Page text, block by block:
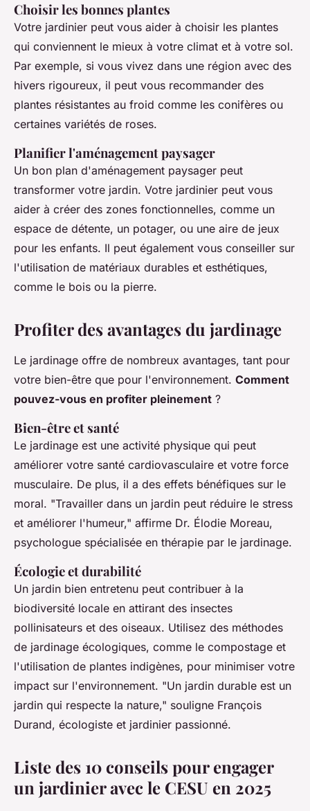
Choisir les bonnes plantes
Votre jardinier peut vous aider à choisir les plantes
qui conviennent le mieux à votre climat et à votre sol.
Par exemple, si vous vivez dans une région avec des
hivers rigoureux, il peut vous recommander des
plantes résistantes au froid comme les conifères ou
certaines variétés de roses.
Planifier l'aménagement paysager
Un bon plan d'aménagement paysager peut
transformer votre jardin. Votre jardinier peut vous
aider à créer des zones fonctionnelles, comme un
espace de détente, un potager, ou une aire de jeux
pour les enfants. Il peut également vous conseiller sur
l'utilisation de matériaux durables et esthétiques,
comme le bois ou la pierre.
Profiter des avantages du jardinage
Le jardinage offre de nombreux avantages, tant pour
votre bien-être que pour l'environnement. Comment
pouvez-vous en profiter pleinement ?
Bien-être et santé
Le jardinage est une activité physique qui peut
améliorer votre santé cardiovasculaire et votre force
musculaire. De plus, il a des effets bénéfiques sur le
moral. "Travailler dans un jardin peut réduire le stress
et améliorer l'humeur," affirme Dr. Élodie Moreau,
psychologue spécialisée en thérapie par le jardinage.
Écologie et durabilité
Un jardin bien entretenu peut contribuer à la
biodiversité locale en attirant des insectes
pollinisateurs et des oiseaux. Utilisez des méthodes
de jardinage écologiques, comme le compostage et
l'utilisation de plantes indigènes, pour minimiser votre
impact sur l'environnement. "Un jardin durable est un
jardin qui respecte la nature," souligne François
Durand, écologiste et jardinier passionné.
Liste des 10 conseils pour engager
un jardinier avec le CESU en 2025